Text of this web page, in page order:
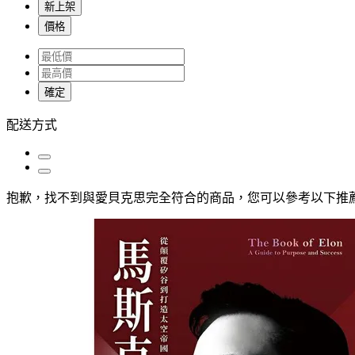
新上架
價格
確定
配送方式
抱歉， 找不到與愛貝克思完全符合的商品，您可以參考以下推